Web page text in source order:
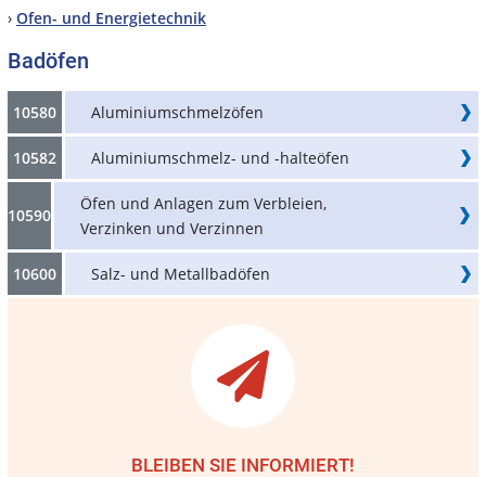
› Ofen- und Energietechnik
Badöfen
10580 Aluminiumschmelzöfen
10582 Aluminiumschmelz- und -halteöfen
10590
Öfen und Anlagen zum Verbleien,
Verzinken und Verzinnen
10600 Salz- und Metallbadöfen
BLEIBEN SIE INFORMIERT!